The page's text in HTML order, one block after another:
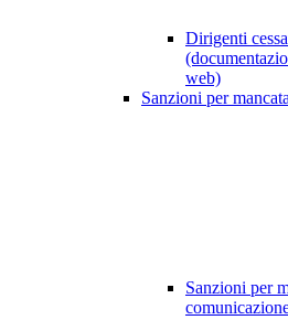
Dirigenti
web)
Sanzioni per
Sanzioni per